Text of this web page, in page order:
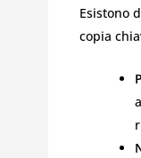
Esistono
copia